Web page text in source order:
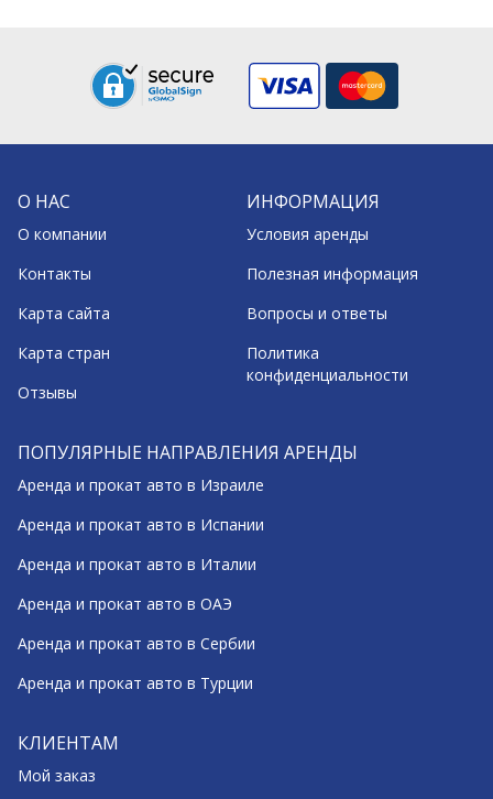
О НАС
О компании
Контакты
Карта сайта
Карта стран
Отзывы
ИНФОРМАЦИЯ
Условия аренды
Полезная информация
Вопросы и ответы
Политика
конфиденциальности
ПОПУЛЯРНЫЕ НАПРАВЛЕНИЯ АРЕНДЫ
Аренда и прокат авто в Израиле
Аренда и прокат авто в Испании
Аренда и прокат авто в Италии
Аренда и прокат авто в ОАЭ
Аренда и прокат авто в Сербии
Аренда и прокат авто в Турции
КЛИЕНТАМ
Мой заказ